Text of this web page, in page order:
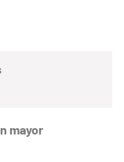
mayor